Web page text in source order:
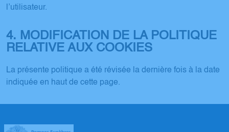
l’utilisateur.
4. MODIFICATION DE LA POLITIQUE
RELATIVE AUX COOKIES
La présente politique a été révisée la dernière fois à la date
indiquée en haut de cette page.